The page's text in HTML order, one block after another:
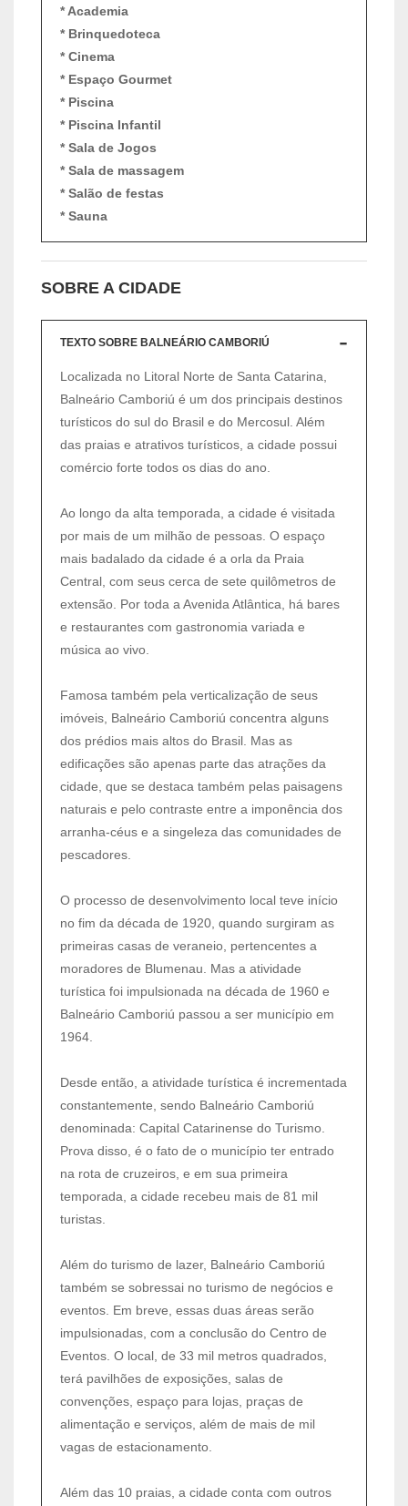
* Academia
* Brinquedoteca
* Cinema
* Espaço Gourmet
* Piscina
* Piscina Infantil
* Sala de Jogos
* Sala de massagem
* Salão de festas
* Sauna
SOBRE A CIDADE
TEXTO SOBRE BALNEÁRIO CAMBORIÚ
Localizada no Litoral Norte de Santa Catarina,
Balneário Camboriú é um dos principais destinos
turísticos do sul do Brasil e do Mercosul. Além
das praias e atrativos turísticos, a cidade possui
comércio forte todos os dias do ano.
Ao longo da alta temporada, a cidade é visitada
por mais de um milhão de pessoas. O espaço
mais badalado da cidade é a orla da Praia
Central, com seus cerca de sete quilômetros de
extensão. Por toda a Avenida Atlântica, há bares
e restaurantes com gastronomia variada e
música ao vivo.
Famosa também pela verticalização de seus
imóveis, Balneário Camboriú concentra alguns
dos prédios mais altos do Brasil. Mas as
edificações são apenas parte das atrações da
cidade, que se destaca também pelas paisagens
naturais e pelo contraste entre a imponência dos
arranha-céus e a singeleza das comunidades de
pescadores.
O processo de desenvolvimento local teve início
no fim da década de 1920, quando surgiram as
primeiras casas de veraneio, pertencentes a
moradores de Blumenau. Mas a atividade
turística foi impulsionada na década de 1960 e
Balneário Camboriú passou a ser município em
1964.
Desde então, a atividade turística é incrementada
constantemente, sendo Balneário Camboriú
denominada: Capital Catarinense do Turismo.
Prova disso, é o fato de o município ter entrado
na rota de cruzeiros, e em sua primeira
temporada, a cidade recebeu mais de 81 mil
turistas.
Além do turismo de lazer, Balneário Camboriú
também se sobressai no turismo de negócios e
eventos. Em breve, essas duas áreas serão
impulsionadas, com a conclusão do Centro de
Eventos. O local, de 33 mil metros quadrados,
terá pavilhões de exposições, salas de
convenções, espaço para lojas, praças de
alimentação e serviços, além de mais de mil
vagas de estacionamento.
Além das 10 praias, a cidade conta com outros